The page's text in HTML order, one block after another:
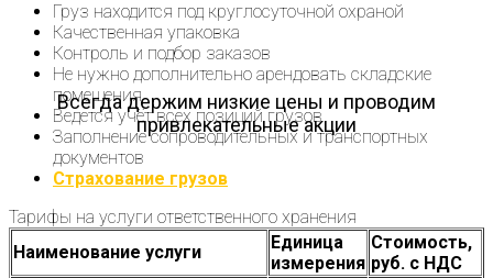
Всегда держим низкие цены и проводим
привлекательные акции
Груз находится под круглосуточной охраной
Качественная упаковка
Контроль и подбор заказов
Не нужно дополнительно арендовать складские
помещения
Ведется учёт всех позиций грузов
Заполнение сопроводительных и транспортных
документов
Страхование грузов
Тарифы на услуги ответственного хранения
Наименование услуги
Единица
измерения
Стоимость,
руб. с НДС